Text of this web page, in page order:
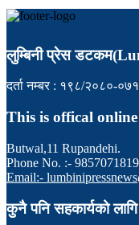
लुम्बिनी प्रेस
दर्ता नम्बर : १९८/२०८०-०७१
This is offical
Butwal,11 Rupandehi.
Phone No. :- 9857071819
Email:-
कुनै पनि सहकार्यको लागि